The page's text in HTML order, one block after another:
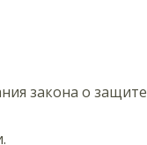
закона о защите